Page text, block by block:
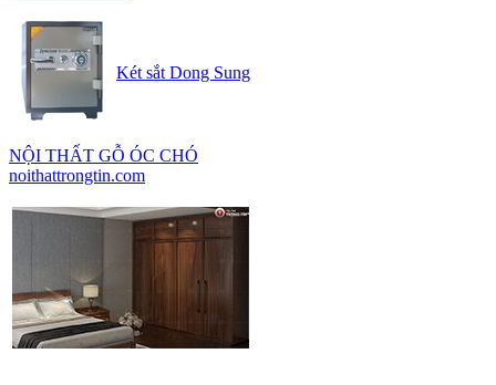
Két sắt Dong Sung
NỘI THẤT GỖ ÓC CHÓ
noithattrongtin.com